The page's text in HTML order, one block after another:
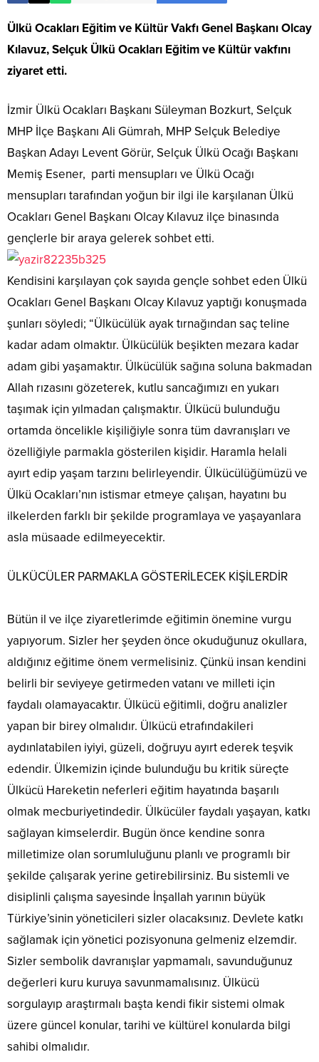
Ülkü Ocakları Eğitim ve Kültür Vakfı Genel Başkanı Olcay
Kılavuz, Selçuk Ülkü Ocakları Eğitim ve Kültür vakfını
ziyaret etti.
İzmir Ülkü Ocakları Başkanı Süleyman Bozkurt, Selçuk
MHP İlçe Başkanı Ali Gümrah, MHP Selçuk Belediye
Başkan Adayı Levent Görür, Selçuk Ülkü Ocağı Başkanı
Memiş Esener, parti mensupları ve Ülkü Ocağı
mensupları tarafından yoğun bir ilgi ile karşılanan Ülkü
Ocakları Genel Başkanı Olcay Kılavuz ilçe binasında
gençlerle bir araya gelerek sohbet etti.
Kendisini karşılayan çok sayıda gençle sohbet eden Ülkü
Ocakları Genel Başkanı Olcay Kılavuz yaptığı konuşmada
şunları söyledi; “Ülkücülük ayak tırnağından saç teline
kadar adam olmaktır. Ülkücülük beşikten mezara kadar
adam gibi yaşamaktır. Ülkücülük sağına soluna bakmadan
Allah rızasını gözeterek, kutlu sancağımızı en yukarı
taşımak için yılmadan çalışmaktır. Ülkücü bulunduğu
ortamda öncelikle kişiliğiyle sonra tüm davranışları ve
özelliğiyle parmakla gösterilen kişidir. Haramla helali
ayırt edip yaşam tarzını belirleyendir. Ülkücülüğümüzü ve
Ülkü Ocakları’nın istismar etmeye çalışan, hayatını bu
ilkelerden farklı bir şekilde programlaya ve yaşayanlara
asla müsaade edilmeyecektir.
ÜLKÜCÜLER PARMAKLA GÖSTERİLECEK KİŞİLERDİR
Bütün il ve ilçe ziyaretlerimde eğitimin önemine vurgu
yapıyorum. Sizler her şeyden önce okuduğunuz okullara,
aldığınız eğitime önem vermelisiniz. Çünkü insan kendini
belirli bir seviyeye getirmeden vatanı ve milleti için
faydalı olamayacaktır. Ülkücü eğitimli, doğru analizler
yapan bir birey olmalıdır. Ülkücü etrafındakileri
aydınlatabilen iyiyi, güzeli, doğruyu ayırt ederek teşvik
edendir. Ülkemizin içinde bulunduğu bu kritik süreçte
Ülkücü Hareketin neferleri eğitim hayatında başarılı
olmak mecburiyetindedir. Ülkücüler faydalı yaşayan, katkı
sağlayan kimselerdir. Bugün önce kendine sonra
milletimize olan sorumluluğunu planlı ve programlı bir
şekilde çalışarak yerine getirebilirsiniz. Bu sistemli ve
disiplinli çalışma sayesinde İnşallah yarının büyük
Türkiye’sinin yöneticileri sizler olacaksınız. Devlete katkı
sağlamak için yönetici pozisyonuna gelmeniz elzemdir.
Sizler sembolik davranışlar yapmamalı, savunduğunuz
değerleri kuru kuruya savunmamalısınız. Ülkücü
sorgulayıp araştırmalı başta kendi fikir sistemi olmak
üzere güncel konular, tarihi ve kültürel konularda bilgi
sahibi olmalıdır.